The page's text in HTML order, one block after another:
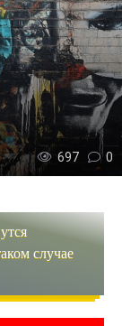
697 0
случае